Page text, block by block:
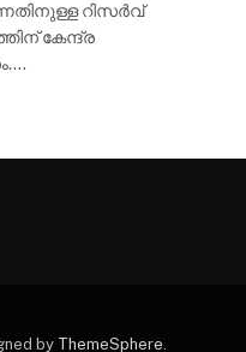
റിസർവ്
കേന്ദ്ര
by ThemeSphere.